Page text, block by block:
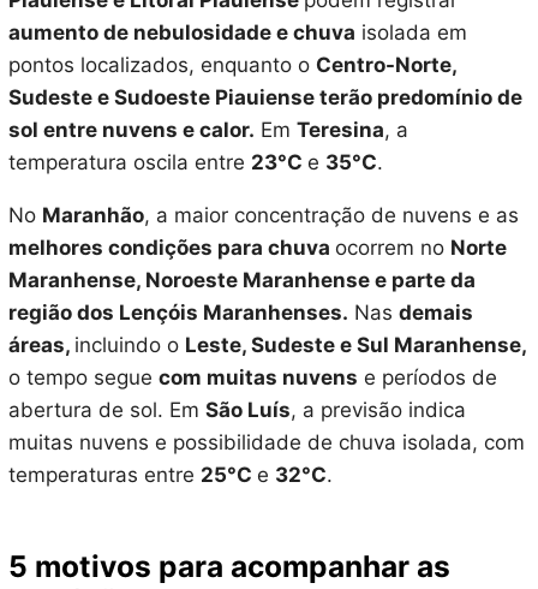
aumento de nebulosidade e chuva isolada em
pontos localizados, enquanto o Centro-Norte,
Sudeste e Sudoeste Piauiense terão predomínio de
sol entre nuvens e calor. Em Teresina, a
temperatura oscila entre 23°C e 35°C.
No Maranhão, a maior concentração de nuvens e as
melhores condições para chuva ocorrem no Norte
Maranhense, Noroeste Maranhense e parte da
região dos Lençóis Maranhenses. Nas demais
áreas, incluindo o Leste, Sudeste e Sul Maranhense,
o tempo segue com muitas nuvens e períodos de
abertura de sol. Em São Luís, a previsão indica
muitas nuvens e possibilidade de chuva isolada, com
temperaturas entre 25°C e 32°C.
5 motivos para acompanhar as